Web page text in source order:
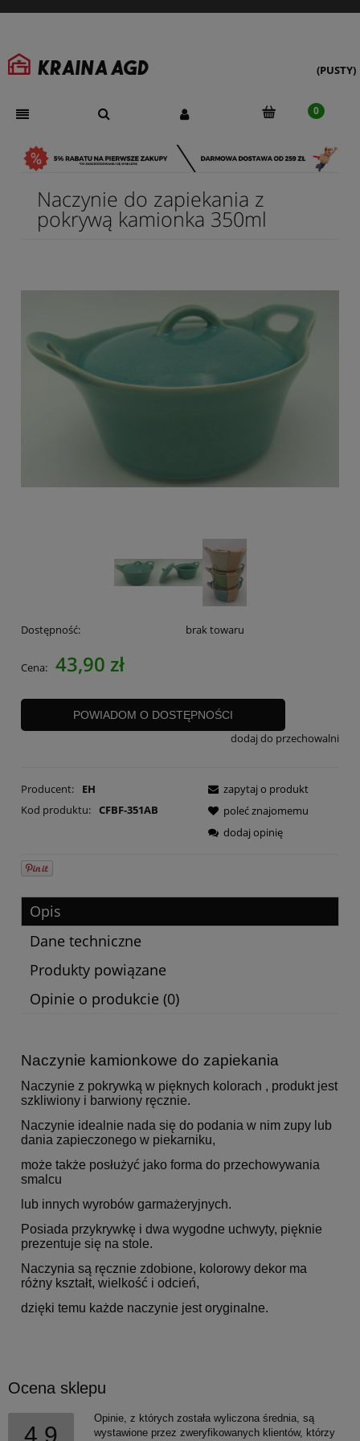
(PUSTY)
Naczynie do zapiekania z
pokrywą kamionka 350ml
Dostępność: brak towaru
Cena: 43,90 zł
POWIADOM O DOSTĘPNOŚCI
dodaj do przechowalni
Producent:
EH
Kod produktu: CFBF-351AB
zapytaj o produkt
poleć znajomemu
dodaj opinię
Opis
Dane techniczne
Produkty powiązane
Opinie o produkcie (0)
Naczynie kamionkowe do zapiekania
Naczynie z pokrywką w pięknych kolorach , produkt jest
szkliwiony i barwiony ręcznie.
Naczynie idealnie nada się do podania w nim zupy lub
dania zapieczonego w piekarniku,
może także posłużyć jako forma do przechowywania
smalcu
lub innych wyrobów garmażeryjnych.
Posiada przykrywkę i dwa wygodne uchwyty, pięknie
prezentuje się na stole.
Naczynia są ręcznie zdobione, kolorowy dekor ma
różny kształt, wielkość i odcień,
dzięki temu każde naczynie jest oryginalne.
Ocena sklepu
4.9
Opinie, z których została wyliczona średnia, są
wystawione przez zweryfikowanych klientów, którzy